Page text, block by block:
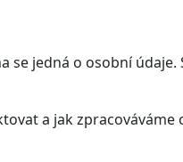
jedná o osobní
a jak